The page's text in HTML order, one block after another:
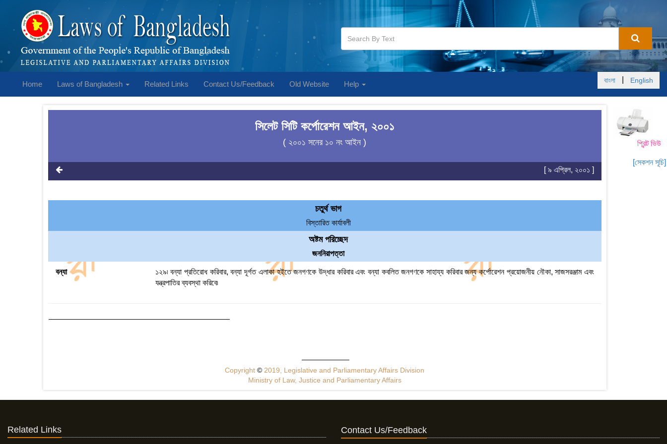
Home Laws of Bangladesh Related Links Contact Us/Feedback Old Website Help বাংলা English
প্রিন্ট ভিউ
[সেকশন সূচি]
সিলেট সিটি কর্পোরেশন আইন, ২০০১
( ২০০১ সনের ১০ নং আইন )
[ ৯ এপ্রিল, ২০০১ ]
চতুর্থ ভাগ
বিস্তারিত কার্যাবলী
অষ্টম পরিচ্ছেদ
জননিরাপত্তা
বন্যা
১২৯৷ বন্যা প্রতিরোধ করিবার, বন্যা দূর্গত এলাকা হইতে জনগণকে উদ্ধার করিবার এবং বন্যা কবলিত জনগণকে সাহায্য করিবার জন্য কর্পোরেশন প্রয়োজনীয় নৌকা, সাজসরঞ্জাম এবং
যন্ত্রপাতির ব্যবস্থা করিবে৷
Copyright© 2019, Legislative and Parliamentary Affairs Division
Ministry of Law, Justice and Parliamentary Affairs
Related Links Contact Us/Feedback